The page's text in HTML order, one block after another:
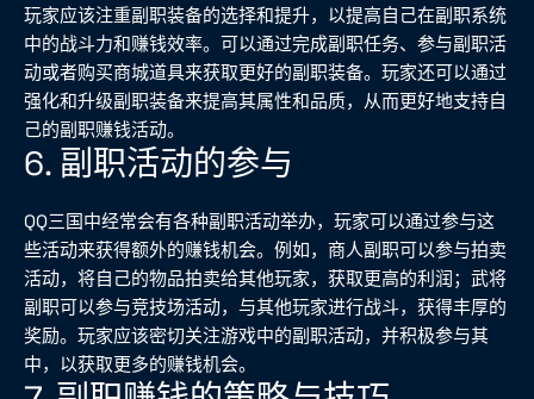
玩家应该注重副职装备的选择和提升，以提高自己在副职系统
中的战斗力和赚钱效率。可以通过完成副职任务、参与副职活
动或者购买商城道具来获取更好的副职装备。玩家还可以通过
强化和升级副职装备来提高其属性和品质，从而更好地支持自
己的副职赚钱活动。
6. 副职活动的参与
QQ三国中经常会有各种副职活动举办，玩家可以通过参与这
些活动来获得额外的赚钱机会。例如，商人副职可以参与拍卖
活动，将自己的物品拍卖给其他玩家，获取更高的利润；武将
副职可以参与竞技场活动，与其他玩家进行战斗，获得丰厚的
奖励。玩家应该密切关注游戏中的副职活动，并积极参与其
中，以获取更多的赚钱机会。